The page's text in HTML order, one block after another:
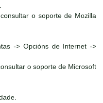
o soporte de Mozilla
-> Opcións de Internet ->
o soporte de Microsoft